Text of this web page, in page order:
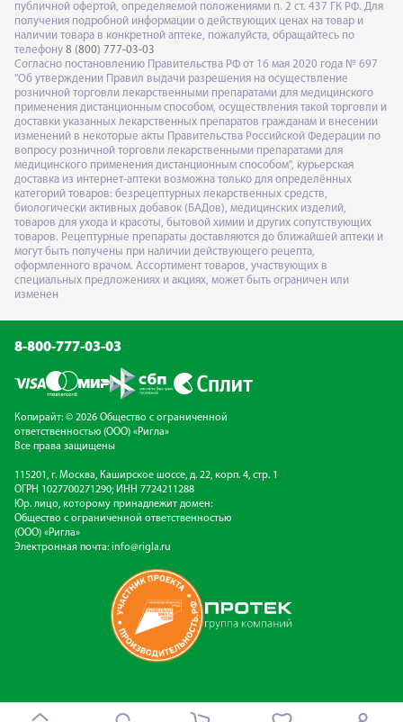
публичной офертой, определяемой положениями п. 2 ст. 437 ГК РФ. Для
получения подробной информации о действующих ценах на товар и
наличии товара в конкретной аптеке, пожалуйста, обращайтесь по
телефону 8 (800) 777-03-03
Согласно постановлению Правительства РФ от 16 мая 2020 года № 697
"Об утверждении Правил выдачи разрешения на осуществление
розничной торговли лекарственными препаратами для медицинского
применения дистанционным способом, осуществления такой торговли и
доставки указанных лекарственных препаратов гражданам и внесении
изменений в некоторые акты Правительства Российской Федерации по
вопросу розничной торговли лекарственными препаратами для
медицинского применения дистанционным способом", курьерская
доставка из интернет-аптеки возможна только для определённых
категорий товаров: безрецептурных лекарственных средств,
биологически активных добавок (БАДов), медицинских изделий,
товаров для ухода и красоты, бытовой химии и других сопутствующих
товаров. Рецептурные препараты доставляются до ближайшей аптеки и
могут быть получены при наличии действующего рецепта,
оформленного врачом. Ассортимент товаров, участвующих в
специальных предложениях и акциях, может быть ограничен или
изменен
8-800-777-03-03
Копирайт: © 2026 Общество с ограниченной
ответственностью (ООО) «Ригла»
Все права защищены
115201, г. Москва, Каширское шоссе, д. 22, корп. 4, стр. 1
ОГРН 1027700271290; ИНН 7724211288
Юр. лицо, которому принадлежит домен:
Общество с ограниченной ответственностью
(ООО) «Ригла»
Электронная почта: info@rigla.ru